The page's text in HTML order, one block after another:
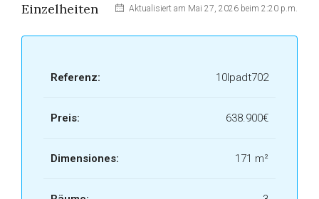
Einzelheiten Aktualisiert am Mai 27, 2026 beim 2:20 p.m.
Referenz: 10lpadt702
Preis: 638.900€
Dimensiones: 171 m²